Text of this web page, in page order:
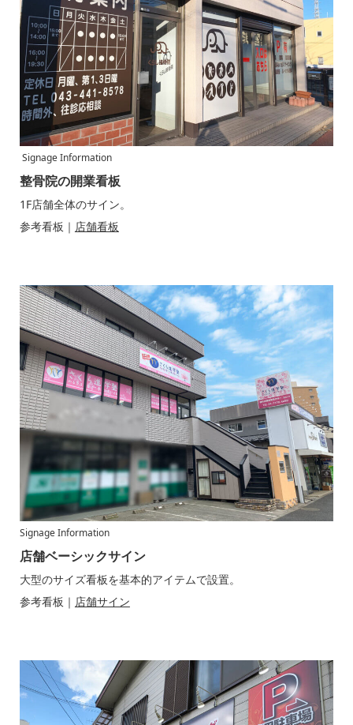
Signage Information
整骨院の開業看板
1F店舗全体のサイン。
参考看板｜ 店舗看板
Signage Information
店舗ベーシックサイン
大型のサイズ看板を基本的アイテムで設置。
参考看板｜ 店舗サイン